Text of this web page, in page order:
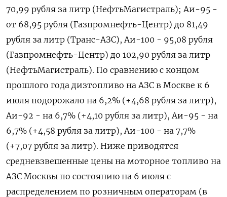
70,99 рубля за литр (НефтьМагистраль); ​Аи-95 -
от 68,95 рубля (Газпромнефть-Центр) до 81,49
рубля за литр (Транс-АЗС), Аи-100 - 95,08 рубля
(Газпромнефть-Центр) до 102,90 рубля за литр
(НефтьМагистраль). По сравнению с концом
прошлого года дизтопливо на АЗС в Москве к 6
июля подорожало на 6,2% (+4,68 рубля за литр),
Аи-92 - на 6,7% (+4,10 рубля за литр), Аи-95 - на
6,7% (+4,58 рубля за литр), Аи-100 - на 7,7%
(+7,07 рубля за литр). Ниже ​приводятся
средневзвешенные цены на ⁠моторное топливо на
АЗС Москвы по состоянию на 6 июля с
распределением по розничным операторам (в